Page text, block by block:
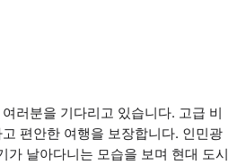
러분을 기다리고 있습니다. 고급 비
편안한 여행을 보장합니다. 인민광
날아다니는 모습을 보며 현대 도시